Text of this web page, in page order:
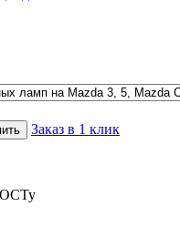
Заказ в 1 клик